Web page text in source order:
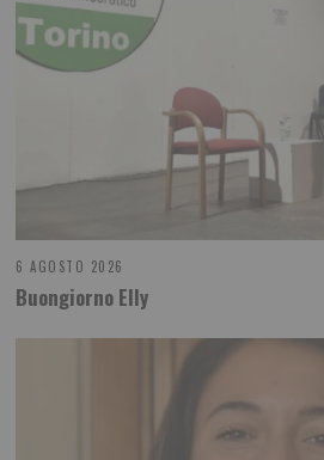
6 AGOSTO 2026
Buongiorno Elly